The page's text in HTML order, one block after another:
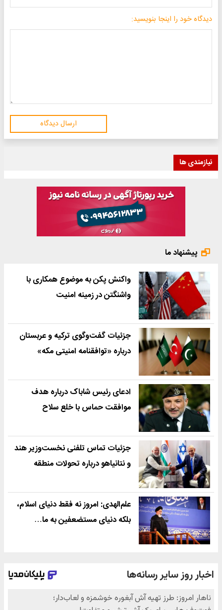
دیدگاه خود را اینجا بنویسید:
ارسال دیدگاه
نیازمندی ها
پیشنهاد ما
واکنش پکن به موضوع همکاری با
واشنگتن در زمینه امنیت
جزئیات گفت‌وگوی ترکیه و عربستان
درباره «توافقنامه امنیتی مکه»
ادعای رئیس شاباک درباره هدف
موافقت حماس با خلع سلاح
جزئیات تماس تلفنی نخست‌وزیر هند
و نتانیاهو درباره تحولات منطقه
علم‌الهدی: امروز نه فقط دنیای اسلام،
بلکه دنیای مستضعفین به ما…